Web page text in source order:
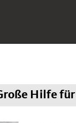
Hilfe